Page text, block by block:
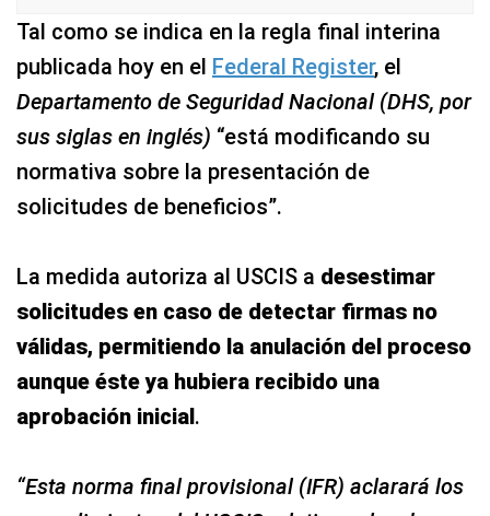
Tal como se indica en la regla final interina
publicada hoy en el Federal Register, el
Departamento de Seguridad Nacional (DHS, por
sus siglas en inglés) “está modificando su
normativa sobre la presentación de
solicitudes de beneficios”.
La medida autoriza al USCIS a desestimar
solicitudes en caso de detectar firmas no
válidas, permitiendo la anulación del proceso
aunque éste ya hubiera recibido una
aprobación inicial.
“Esta norma final provisional (IFR) aclarará los